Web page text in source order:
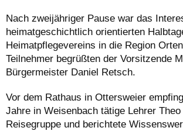
Nach zweijähriger Pause war das
heimatgeschichtlich orientierten
Heimatpflegevereins in die Region
Teilnehmer begrüßten der Vorsitzende
Bürgermeister Daniel Retsch.
Vor dem Rathaus in Ottersweier
Jahre in Weisenbach tätige Lehrer
Reisegruppe und berichtete